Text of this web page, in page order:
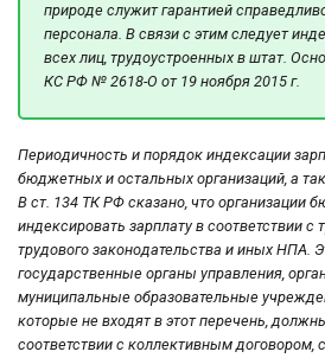
природе служит гарантией
персонала. В связи с этим следует
всех лиц, трудоустроенных в штат.
КС РФ № 2618-О от 19 ноября 2015 г.
Периодичность и порядок индексации
бюджетных и остальных организаций, а
В ст. 134 ТК РФ сказано, что
индексировать зарплату в соответствии с
трудового законодательства и иных НПА.
государственные органы управления,
муниципальные образовательные
которые не входят в этот перечень,
соответствии с коллективным договором,